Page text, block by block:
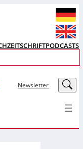
PODCASTS
Newsletter LinkedIn